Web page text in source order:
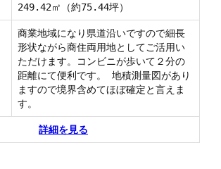
249.42㎡（約75.44坪）
商業地域になり県道沿いですので細長
形状ながら商住両用地としてご活用い
ただけます。コンビニが歩いて２分の
距離にて便利です。 地積測量図があり
ますので境界含めてほぼ確定と言えま
す。
詳細を見る